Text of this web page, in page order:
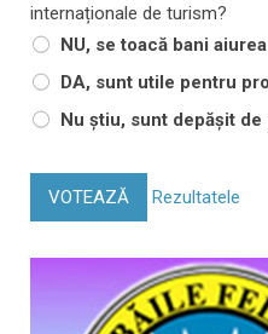
internaționale de turism?
NU, se toacă bani aiurea
DA, sunt utile pentru
Nu știu, sunt depășit de
VOTEAZĂ Rezultatele